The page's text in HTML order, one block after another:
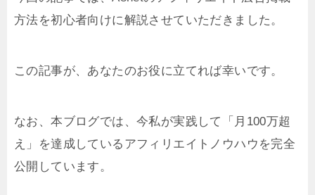
方法を初心者向けに解説させていただきました。
この記事が、あなたのお役に立てれば幸いです。
なお、本ブログでは、今私が実践して「月100万超
え」を達成しているアフィリエイトノウハウを完全
公開しています。